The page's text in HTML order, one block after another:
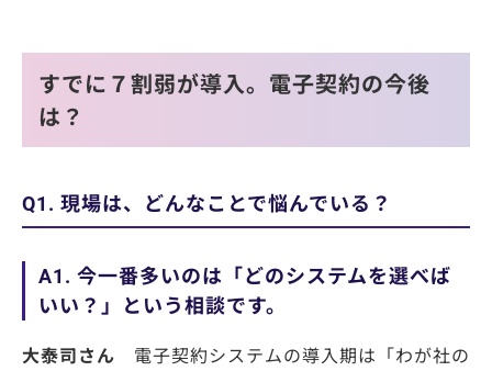
すでに７割弱が導入。電子契約の今後
は？
Q1. 現場は、どんなことで悩んでいる？
A1. 今一番多いのは「どのシステムを選べば
いい？」という相談です。
大泰司さん 電子契約システムの導入期は「わが社の